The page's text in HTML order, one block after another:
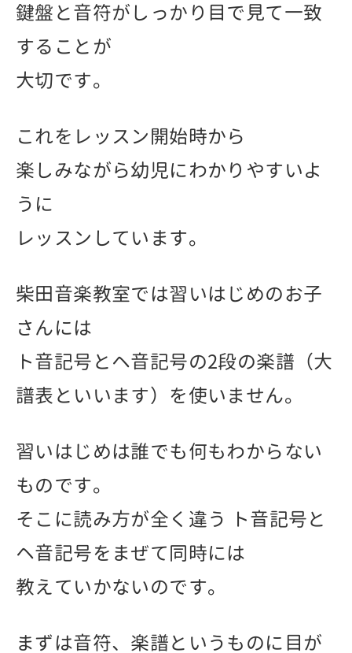
鍵盤と音符がしっかり目で見て一致
することが
大切です。
これをレッスン開始時から
楽しみながら幼児にわかりやすいよ
うに
レッスンしています。
柴田音楽教室では習いはじめのお子
さんには
ト音記号とヘ音記号の2段の楽譜（大
譜表といいます）を使いません。
習いはじめは誰でも何もわからない
ものです。
そこに読み方が全く違う ト音記号と
ヘ音記号をまぜて同時には
教えていかないのです。
まずは音符、楽譜というものに目が